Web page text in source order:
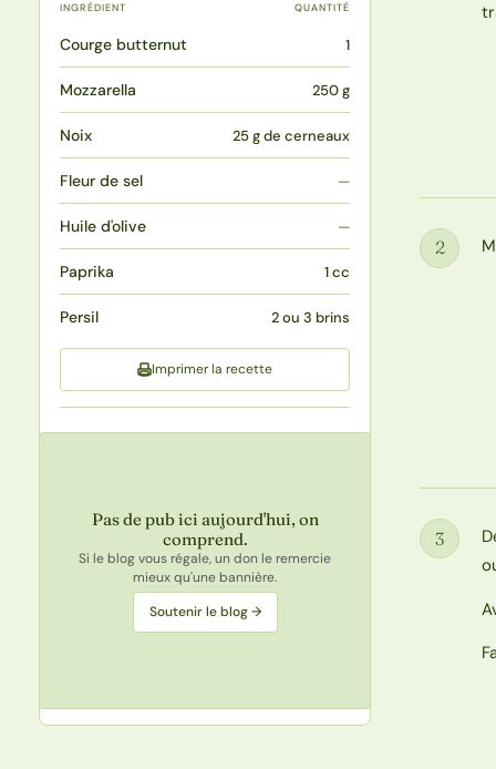
INGRÉDIENT QUANTITÉ
Courge butternut 1
Mozzarella 250 g
Noix 25 g de cerneaux
Fleur de sel —
Huile d'olive —
Paprika 1 cc
Persil 2 ou 3 brins
Imprimer la recette
Pas de pub ici aujourd'hui, on
comprend.
Si le blog vous régale, un don le remercie
mieux qu'une bannière.
Soutenir le blog →
Étape
2
Étape
3